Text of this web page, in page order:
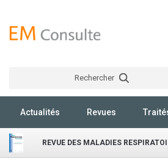
Rechercher
Actualités Revues
REVUE DES MALADIES